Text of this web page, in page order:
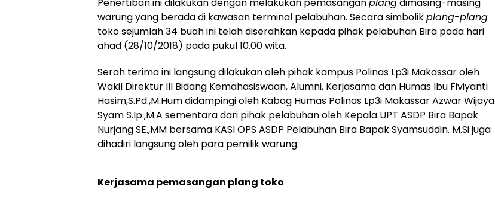
warung yang berada di kawasan terminal pelabuhan. Secara simbolikplang-plang
toko sejumlah 34 buah ini telah diserahkan kepada pihak pelabuhan Bira pada hari
ahad (28/10/2018) pada pukul 10.00 wita.
Serah terima ini langsung dilakukan oleh pihak kampus Polinas Lp3i Makassar oleh
Wakil Direktur III Bidang Kemahasiswaan, Alumni, Kerjasama dan Humas Ibu Fiviyanti
Hasim,S.Pd.,M.Hum didampingi oleh Kabag Humas Polinas Lp3i Makassar Azwar Wijaya
Syam S.Ip.,M.A sementara dari pihak pelabuhan oleh Kepala UPT ASDP Bira Bapak
Nurjang SE.,MM bersama KASI OPS ASDP Pelabuhan Bira Bapak Syamsuddin. M.Si juga
dihadiri langsung oleh para pemilik warung.
Kerjasama pemasangan plang toko